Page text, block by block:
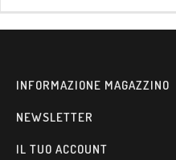
INFORMAZIONE MAGAZZINO
NEWSLETTER
IL TUO ACCOUNT